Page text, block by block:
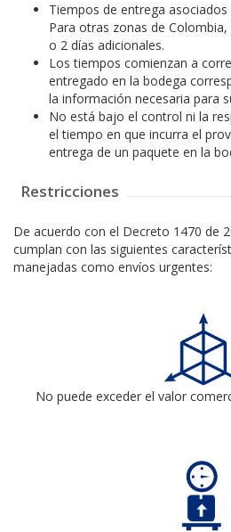
Tiempos de entrega asociados
Para otras zonas de
o 2 días adicionales.
Los tiempos comienzan a
entregado en la bodega
la información necesaria para
No está bajo el control ni la
el tiempo en que incurra el
entrega de un paquete en la
Restricciones
De acuerdo con el Decreto 1470 de
cumplan con las siguientes
manejadas como envíos urgentes:
No puede exceder el valor